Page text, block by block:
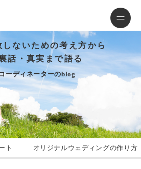
ないための考え方から
話・真実まで語る
ーディネーターのblog
ト オリジナルウェディングの作り方